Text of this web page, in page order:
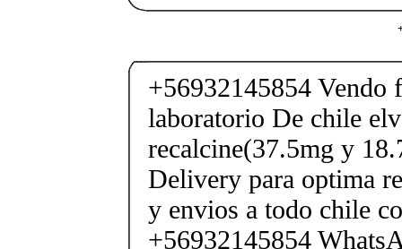
+56932145854 Vendo
laboratorio De chile
recalcine(37.5mg y
Delivery para optima
y envios a todo chile
+56932145854